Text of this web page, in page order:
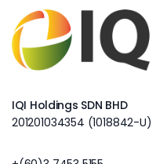
IQI Holdings SDN BHD
201201034354 (1018842-U)